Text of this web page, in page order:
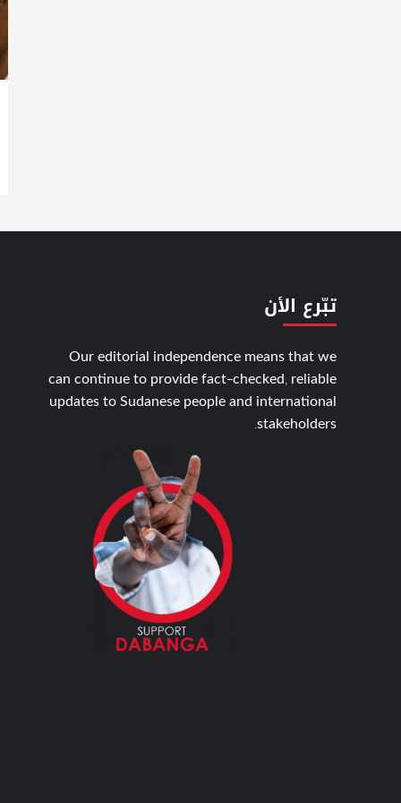
تبّرع الأن
Our editorial independence means that we
can continue to provide fact-checked, reliable
updates to Sudanese people and international
stakeholders.